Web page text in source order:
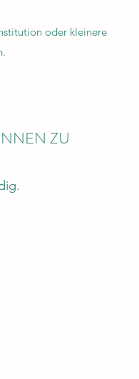
oder kleinere
ZU